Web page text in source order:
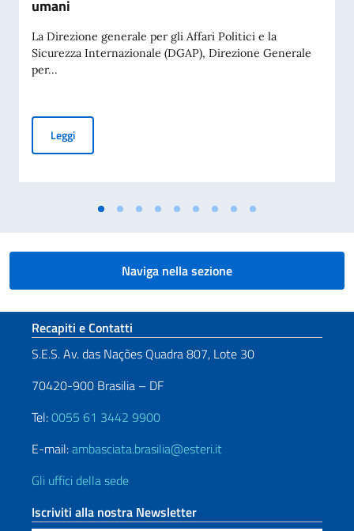
umani
La Direzione generale per gli Affari Politici e la
Sicurezza Internazionale (DGAP), Direzione Generale
per...
LeggiAvviso di pubblicità per contributi a soggetti privati per
Naviga nella sezione
Sezione footer
Recapiti e Contatti
S.E.S. Av. das Nações Quadra 807, Lote 30
70420-900 Brasilia – DF
Tel:0055 61 3442 9900
E-mail:ambasciata.brasilia@esteri.it
Gli uffici della sede
Iscriviti alla nostra Newsletter